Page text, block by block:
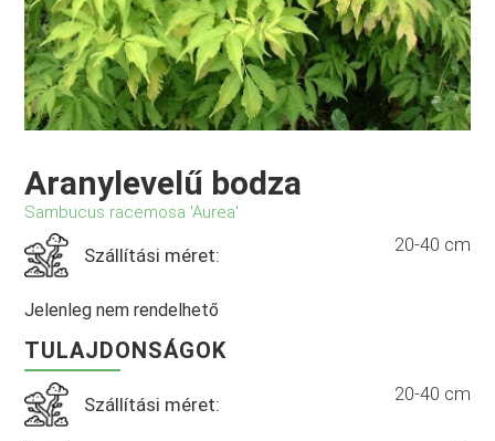
Aranylevelű bodza
Sambucus racemosa 'Aurea'
Szállítási méret: 20-40 cm
Jelenleg nem rendelhető
TULAJDONSÁGOK
Szállítási méret: 20-40 cm